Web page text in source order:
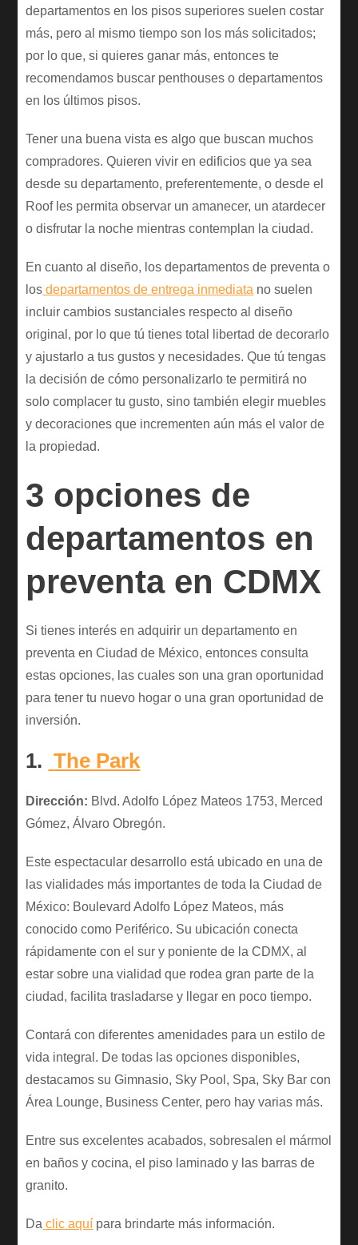
departamentos en los pisos superiores suelen costar
más, pero al mismo tiempo son los más solicitados;
por lo que, si quieres ganar más, entonces te
recomendamos buscar penthouses o departamentos
en los últimos pisos.
Tener una buena vista es algo que buscan muchos
compradores. Quieren vivir en edificios que ya sea
desde su departamento, preferentemente, o desde el
Roof les permita observar un amanecer, un atardecer
o disfrutar la noche mientras contemplan la ciudad.
En cuanto al diseño, los departamentos de preventa o
los departamentos de entrega inmediata no suelen
incluir cambios sustanciales respecto al diseño
original, por lo que tú tienes total libertad de decorarlo
y ajustarlo a tus gustos y necesidades. Que tú tengas
la decisión de cómo personalizarlo te permitirá no
solo complacer tu gusto, sino también elegir muebles
y decoraciones que incrementen aún más el valor de
la propiedad.
3 opciones de
departamentos en
preventa en CDMX
Si tienes interés en adquirir un departamento en
preventa en Ciudad de México, entonces consulta
estas opciones, las cuales son una gran oportunidad
para tener tu nuevo hogar o una gran oportunidad de
inversión.
1. The Park
Dirección: Blvd. Adolfo López Mateos 1753, Merced
Gómez, Álvaro Obregón.
Este espectacular desarrollo está ubicado en una de
las vialidades más importantes de toda la Ciudad de
México: Boulevard Adolfo López Mateos, más
conocido como Periférico. Su ubicación conecta
rápidamente con el sur y poniente de la CDMX, al
estar sobre una vialidad que rodea gran parte de la
ciudad, facilita trasladarse y llegar en poco tiempo.
Contará con diferentes amenidades para un estilo de
vida integral. De todas las opciones disponibles,
destacamos su Gimnasio, Sky Pool, Spa, Sky Bar con
Área Lounge, Business Center, pero hay varias más.
Entre sus excelentes acabados, sobresalen el mármol
en baños y cocina, el piso laminado y las barras de
granito.
Da clic aquí para brindarte más información.